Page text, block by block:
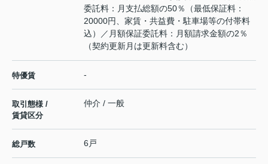
委託料：月支払総額の50％（最低保証料：
20000円、家賃・共益費・駐車場等の付帯料
込）／月額保証委託料：月額請求金額の2％
（契約更新月は更新料含む）
特優賃 -
取引態様 /
賃貸区分
仲介 / 一般
総戸数 6戸